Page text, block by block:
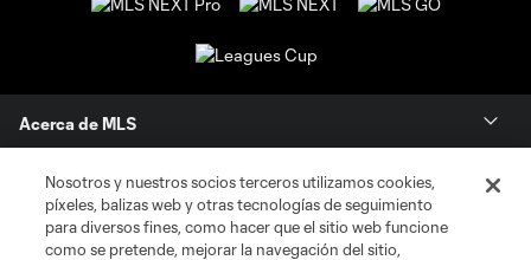
Acerca de MLS
Social
Tienda
Nosotros y nuestros socios terceros utilizamos cookies,
píxeles, balizas web y otras tecnologías de seguimiento
para diversos fines, como hacer que el sitio web funcione
como se pretende, mejorar la navegación del sitio,